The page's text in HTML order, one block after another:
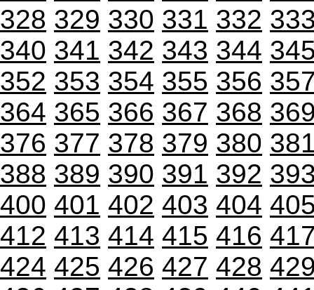
328 329 330 331 332
340 341 342 343 344
352 353 354 355 356
364 365 366 367 368
376 377 378 379 380
388 389 390 391 392
400 401 402 403 404
412 413 414 415 416
424 425 426 427 428